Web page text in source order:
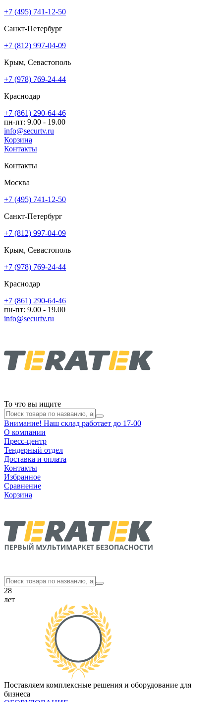
+7 (495) 741-12-50
Санкт-Петербург
+7 (812) 997-04-09
Крым, Севастополь
+7 (978) 769-24-44
Краснодар
+7 (861) 290-64-46
пн-пт: 9.00 - 19.00
info@securtv.ru
Корзина
Контакты
Контакты
Москва
+7 (495) 741-12-50
Санкт-Петербург
+7 (812) 997-04-09
Крым, Севастополь
+7 (978) 769-24-44
Краснодар
+7 (861) 290-64-46
пн-пт: 9.00 - 19.00
info@securtv.ru
То что вы ищите
Внимание! Наш склад работает до 17-00
О компании
Пресс-центр
Тендерный отдел
Доставка и оплата
Контакты
Избранное
Сравнение
Корзина
28
лет
Поставляем комплексные решения и оборудование для
бизнеса